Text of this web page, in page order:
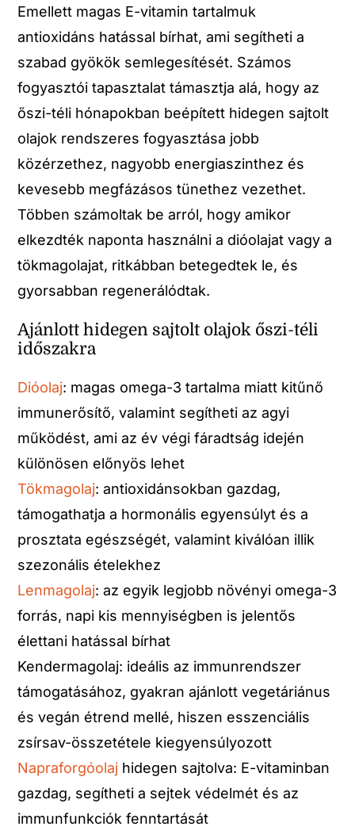
Emellett magas E-vitamin tartalmuk
antioxidáns hatással bírhat, ami segítheti a
szabad gyökök semlegesítését. Számos
fogyasztói tapasztalat támasztja alá, hogy az
őszi-téli hónapokban beépített hidegen sajtolt
olajok rendszeres fogyasztása jobb
közérzethez, nagyobb energiaszinthez és
kevesebb megfázásos tünethez vezethet.
Többen számoltak be arról, hogy amikor
elkezdték naponta használni a dióolajat vagy a
tökmagolajat, ritkábban betegedtek le, és
gyorsabban regenerálódtak.
Ajánlott hidegen sajtolt olajok őszi-téli
időszakra
Dióolaj: magas omega-3 tartalma miatt kitűnő
immunerősítő, valamint segítheti az agyi
működést, ami az év végi fáradtság idején
különösen előnyös lehet
Tökmagolaj: antioxidánsokban gazdag,
támogathatja a hormonális egyensúlyt és a
prosztata egészségét, valamint kiválóan illik
szezonális ételekhez
Lenmagolaj: az egyik legjobb növényi omega-3
forrás, napi kis mennyiségben is jelentős
élettani hatással bírhat
Kendermagolaj: ideális az immunrendszer
támogatásához, gyakran ajánlott vegetáriánus
és vegán étrend mellé, hiszen esszenciális
zsírsav-összetétele kiegyensúlyozott
Napraforgóolaj hidegen sajtolva: E-vitaminban
gazdag, segítheti a sejtek védelmét és az
immunfunkciók fenntartását